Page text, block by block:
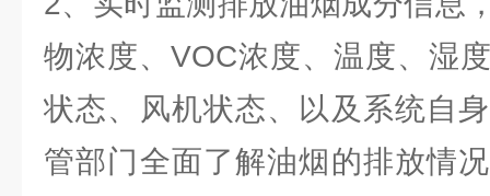
物浓度、VOC浓度、温度、湿
状态、风机状态、以及系统自
管部门全面了解油烟的排放情